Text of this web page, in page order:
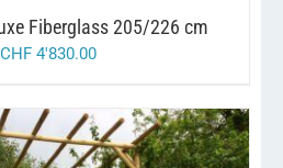
OPTIONEN
KÖNNEN
PRODUKTSEITE
GEWÄHLT
WERDEN
Fiberglass 205/226 cm
CHF 4'830.00